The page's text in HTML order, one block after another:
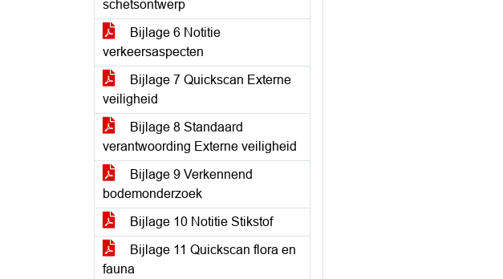
schetsontwerp
Bijlage 6 Notitie
verkeersaspecten
Bijlage 7 Quickscan Externe
veiligheid
Bijlage 8 Standaard
verantwoording Externe veiligheid
Bijlage 9 Verkennend
bodemonderzoek
Bijlage 10 Notitie Stikstof
Bijlage 11 Quickscan flora en
fauna